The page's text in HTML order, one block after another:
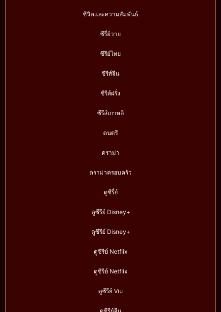
ชีวิตและความสัมพันธ์
ซีรี่ย์วาย
ซีรีย์ไทย
ซีรีส์จีน
ซีรีส์ฝรั่ง
ซีรีส์เกาหลี
ดนตรี
ดราม่า
ดราม่าครอบครัว
ดูซีรี่ย์
ดูซีรีย์ Disney+
ดูซีรีย์ Disney+
ดูซีรีย์ Netflix
ดูซีรีย์ Netflix
ดูซีรีย์ Viu